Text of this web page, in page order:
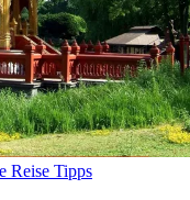
Reise Tipps